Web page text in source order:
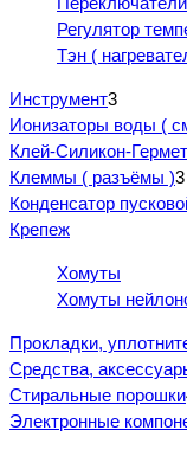
Регулятор
Тэн (
Инструмент3
Ионизаторы воды (
Клей-Силикон-
Клеммы ( разъёмы )3
Конденсатор
Крепеж
Хомуты
Хомуты
Прокладки,
Средства,
Стиральные порошки
Электронные